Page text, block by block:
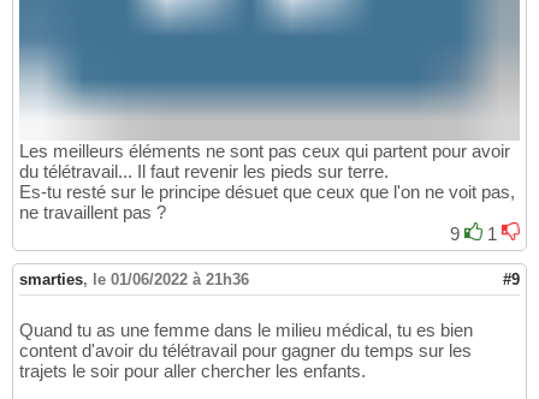
Les meilleurs éléments ne sont pas ceux qui partent pour avoir
du télétravail... Il faut revenir les pieds sur terre.
Es-tu resté sur le principe désuet que ceux que l'on ne voit pas,
ne travaillent pas ?
9
1
smarties, le 01/06/2022 à 21h36 #9
Quand tu as une femme dans le milieu médical, tu es bien
content d'avoir du télétravail pour gagner du temps sur les
trajets le soir pour aller chercher les enfants.